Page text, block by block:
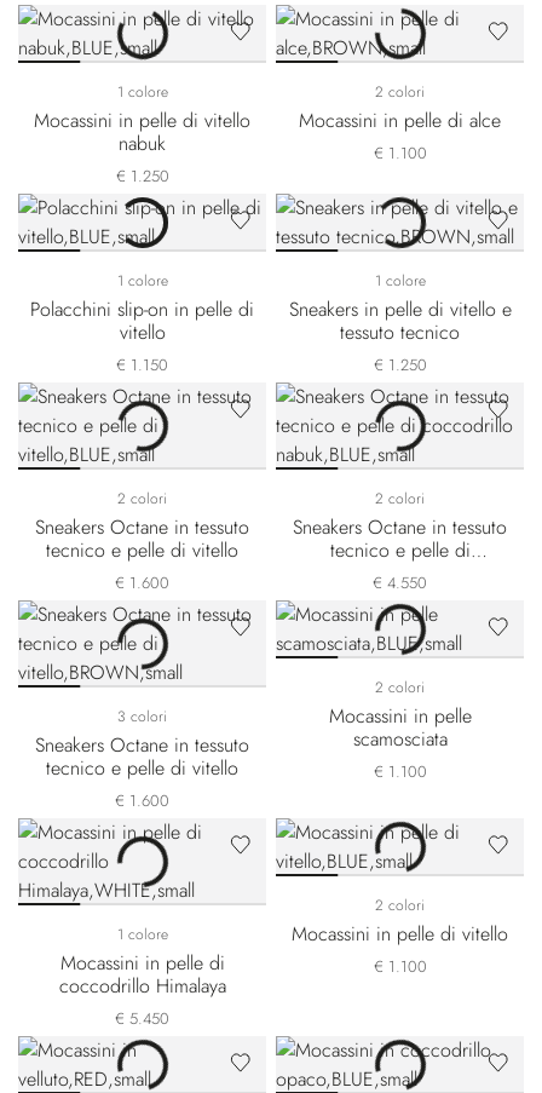
1 colore
Mocassini in pelle di vitello
nabuk
€ 1.250
2 colori
Mocassini in pelle di alce
€ 1.100
1 colore
Polacchini slip-on in pelle di
vitello
€ 1.150
1 colore
Sneakers in pelle di vitello e
tessuto tecnico
€ 1.250
2 colori
Sneakers Octane in tessuto
tecnico e pelle di vitello
€ 1.600
2 colori
Sneakers Octane in tessuto
tecnico e pelle di
coccodrillo nabuk
€ 4.550
3 colori
Sneakers Octane in tessuto
tecnico e pelle di vitello
€ 1.600
2 colori
Mocassini in pelle
scamosciata
€ 1.100
1 colore
Mocassini in pelle di
coccodrillo Himalaya
€ 5.450
2 colori
Mocassini in pelle di vitello
€ 1.100